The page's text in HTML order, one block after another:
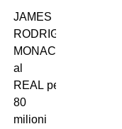
JAMES
RODRIGUEZ dal
MONACO
al
REAL per
80
milioni